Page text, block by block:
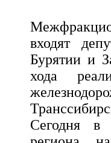
входят
Бурятии и
хода
Сегодня в